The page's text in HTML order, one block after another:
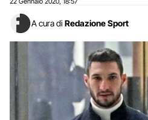
A cura di Redazione Sport